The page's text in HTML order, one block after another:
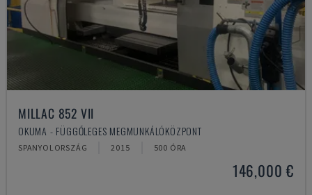
MILLAC 852 VII
OKUMA - FÜGGŐLEGES MEGMUNKÁLÓKÖZPONT
SPANYOLORSZÁG 2015 500 ÓRA
146,000 €